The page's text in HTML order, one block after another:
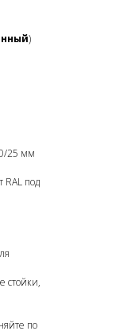
)
25 мм
RAL под
стойки,
по